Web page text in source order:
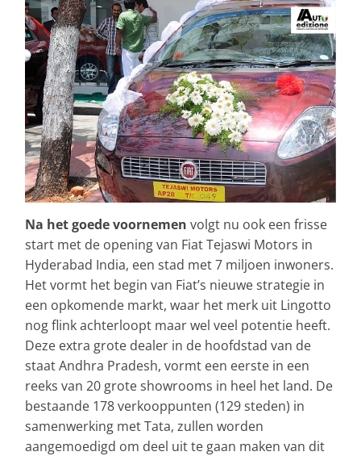
Na het goede voornemen volgt nu ook een frisse
start met de opening van Fiat Tejaswi Motors in
Hyderabad India, een stad met 7 miljoen inwoners.
Het vormt het begin van Fiat’s nieuwe strategie in
een opkomende markt, waar het merk uit Lingotto
nog flink achterloopt maar wel veel potentie heeft.
Deze extra grote dealer in de hoofdstad van de
staat Andhra Pradesh, vormt een eerste in een
reeks van 20 grote showrooms in heel het land. De
bestaande 178 verkooppunten (129 steden) in
samenwerking met Tata, zullen worden
aangemoedigd om deel uit te gaan maken van dit